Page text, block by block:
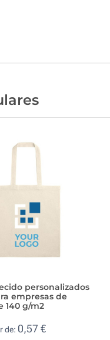
personalizados
empresas de
140 g/m2
de: 0,57 €